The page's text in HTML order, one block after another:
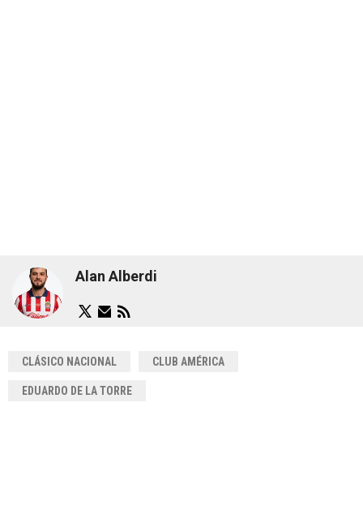
Alan Alberdi
CLÁSICO NACIONAL CLUB AMÉRICA
EDUARDO DE LA TORRE